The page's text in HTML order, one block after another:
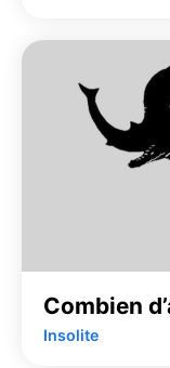
Combien
Insolite